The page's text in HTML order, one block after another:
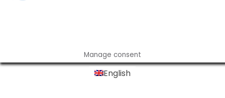
Manage consent
English